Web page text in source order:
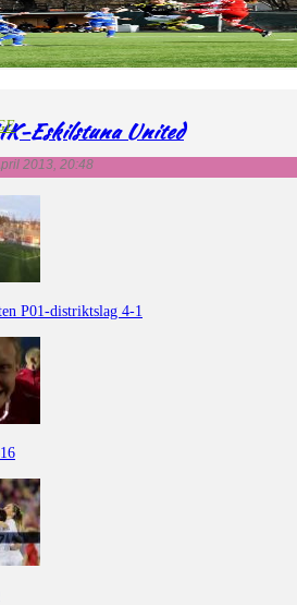
FC Malmö – Mallbackens IF
2013, 20:54
Eskilstuna United
2013, 20:48
P01-distriktslag 4-1